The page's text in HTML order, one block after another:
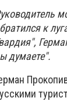
к
думаете".